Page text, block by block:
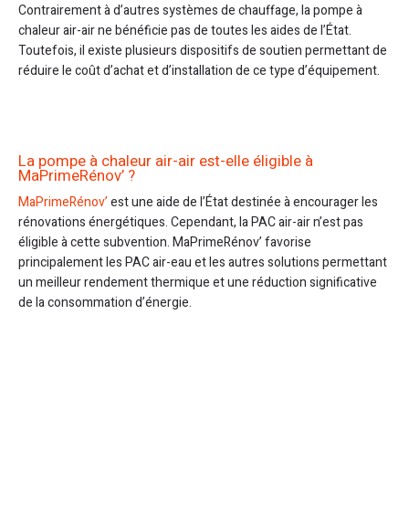
Contrairement à d’autres systèmes de chauffage, la pompe à
chaleur air-air ne bénéficie pas de toutes les aides de l’État.
Toutefois, il existe plusieurs dispositifs de soutien permettant de
réduire le coût d’achat et d’installation de ce type d’équipement.
La pompe à chaleur air-air est-elle éligible à
MaPrimeRénov’ ?
MaPrimeRénov’est une aide de l’État destinée à encourager les
rénovations énergétiques. Cependant, la PAC air-air n’est pas
éligible à cette subvention. MaPrimeRénov’ favorise
principalement les PAC air-eau et les autres solutions permettant
un meilleur rendement thermique et une réduction significative
de la consommation d’énergie.